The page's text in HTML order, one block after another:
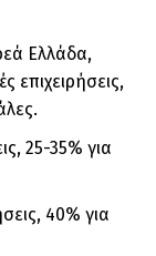
Ελλάδα,
επιχειρήσεις,
25-35% για
40% για